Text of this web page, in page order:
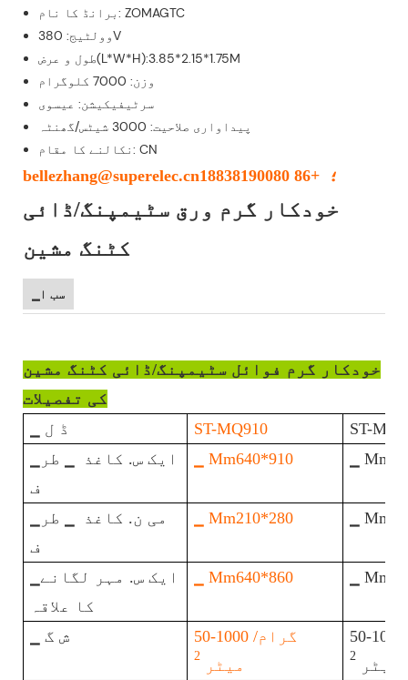
برانڈ کا نام: ZOMAGTC
وولٹیج: 380V
طول و عرض(L*W*H):3.85*2.15*1.75M
وزن: 7000 کلوگرام
سرٹیفیکیشن: عیسوی
پیداواری صلاحیت: 3000 شیٹس/گھنٹہ
نکالنے کا مقام: CN
bellezhang@superelec.cn؛ +86 18838190080
خودکار گرم ورق سٹیمپنگ/ڈائی
کٹنگ مشین
▁سب ا
خودکار گرم فوائل سٹیمپنگ/ڈائی کٹنگ مشین
کی تفصیلات
▁ ڈ ل
ST-MQ910
ST-
ف
▁ Mm640*910 ▁
ف
▁ Mm210*280 ▁
کا علاقہ
▁ Mm640*860 ▁
▁ ش گ
50-1000 گرام/
میٹر
2
1000 گرام/
میٹر
2